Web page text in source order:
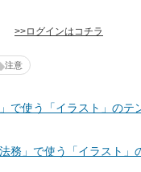
>>ログインはコチラ
注意
で使う「イラスト」のテ
務」で使う「イラスト」